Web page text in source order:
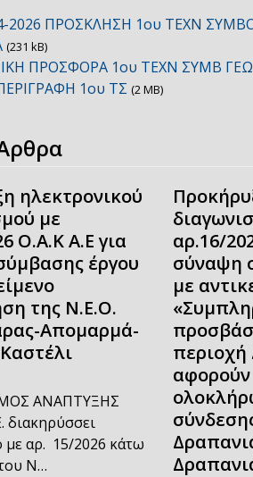
2026 ΠΡΟΣΚΛΗΣΗ 1ου ΤΕΧΝ
(231 kB)
ΠΡΟΣΦΟΡΑ 1ου ΤΕΧΝ ΣΥΜΒ
1ου ΤΣ (2 MB)
ηλεκτρονικού
με
Ο.Α.Κ Α.Ε για
έργου
της Ν.Ε.Ο.
Απομαρμά-
ΑΝΑΠΤΥΞΗΣ
με αρ. 15/2026 κάτω
Ν…
αρ.16/
σύναψη
με
αφορούν